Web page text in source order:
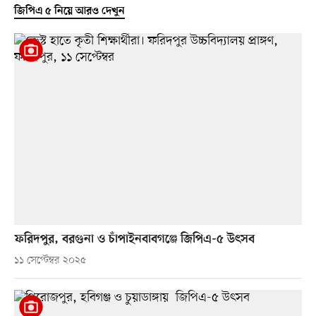
জিপিএ ৫ নিয়ে আরও দেখুন
ফরিদপুর, বরগুনা ও চাঁপাইনবাবগঞ্জে জিপিএ-৫ উৎসব
১১ সেপ্টেম্বর ২০২৫